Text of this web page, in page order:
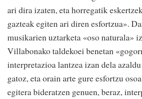
ari dira izaten, eta horregatik
gazteak egiten ari diren esfortzua».
musikarien uztarketa «oso naturala»
Villabonako taldekoei benetan
interpretazioa lantzea izan dela
gatoz, eta orain arte gure esfortzu
egitera bideratzen genuen, beraz,